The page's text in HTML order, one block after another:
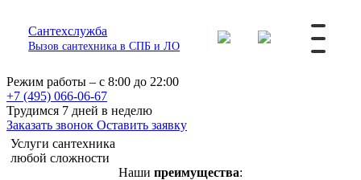
Сантехслужба
Вызов сантехника в СПБ и ЛО
Режим работы – с 8:00 до 22:00
+7 (495) 066-06-67
Трудимся 7 дней в неделю
Заказать звонок Оставить заявку
Услуги сантехника
любой сложности
Наши преимущества: